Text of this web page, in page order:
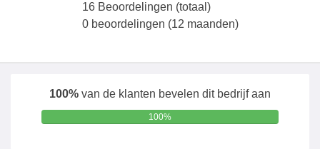
16Beoordelingen (totaal)
0 beoordelingen (12 maanden)
100% van de klanten bevelen dit bedrijf aan
100%